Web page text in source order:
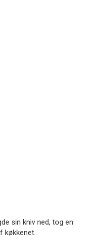
sin kniv ned, tog en
køkkenet.